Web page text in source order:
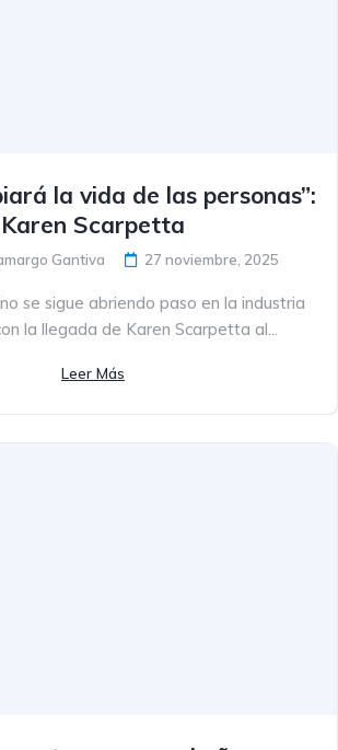
la vida de las personas”:
Karen Scarpetta
Gantiva 27 noviembre, 2025
se sigue abriendo paso en la industria
la llegada de Karen Scarpetta al...
Leer Más